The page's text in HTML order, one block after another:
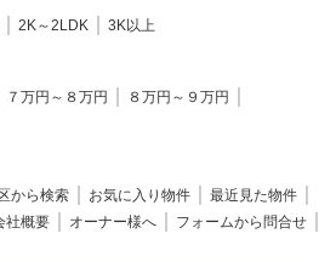
2K～2LDK 3K以上
７万円～８万円
８万円～９万円
から検索 お気に入り物件
最近見た物件
社概要 オーナー様へ
フォームから問合せ